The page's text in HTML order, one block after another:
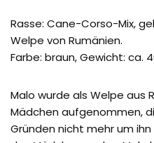
Rasse: Cane-Corso-Mix,
Welpe von Rumänien.
Farbe: braun, Gewicht: ca.
Malo wurde als Welpe aus
Mädchen aufgenommen,
Gründen nicht mehr um